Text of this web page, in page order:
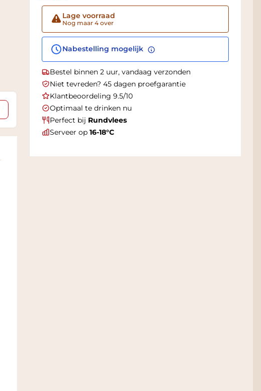
Lage voorraad
Nog maar 4 over
Nabestelling mogelijk
Bestel binnen 2 uur, vandaag verzonden
Niet tevreden? 45 dagen proefgarantie
Klantbeoordeling 9.5/10
Optimaal te drinken nu
Perfect bij Rundvlees
Serveer op 16-18°C